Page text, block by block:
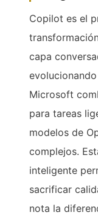
Copilot es el
capa
Microsoft
para tareas
modelos de
complejos.
inteligente
sacrificar
nota la